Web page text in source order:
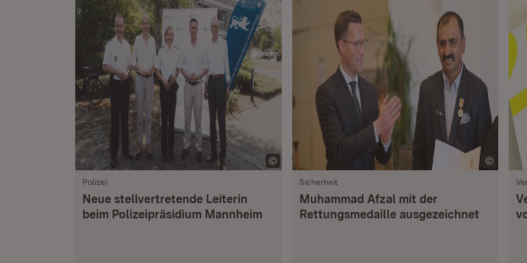
Polizei
Neue stellvertretende Leiterin
beim Polizeipräsidium Mannheim
Sicherheit
Muhammad Afzal mit der
Rettungsmedaille ausgezeichnet